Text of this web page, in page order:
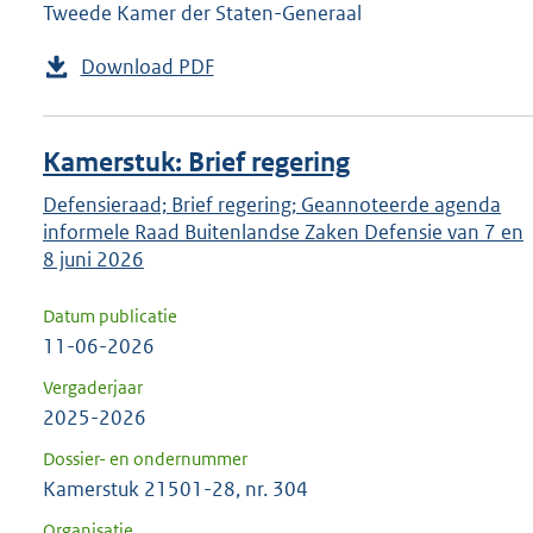
Tweede Kamer der Staten-Generaal
Download PDF
Kamerstuk: Brief regering
Defensieraad; Brief regering; Geannoteerde agenda
informele Raad Buitenlandse Zaken Defensie van 7 en
8 juni 2026
Datum publicatie
11-06-2026
Vergaderjaar
2025-2026
Dossier- en ondernummer
Kamerstuk 21501-28, nr. 304